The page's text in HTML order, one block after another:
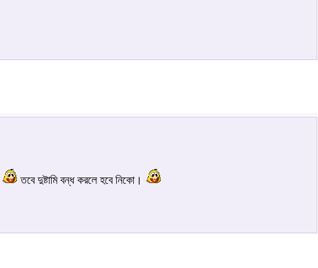
তবে ‌‌‌‌‌দুষ্টামি বন্ধ করলে হবে নিকো।